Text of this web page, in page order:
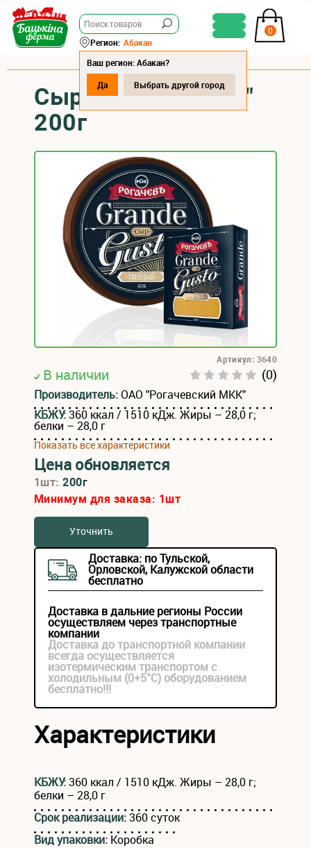
0
Регион: Абакан
Ваш регион: Абакан?
Да
Выбрать другой город
Сыр "Grande Gusto"
200г
В наличии (0)
Артикул: 3640
Производитель:ОАО "Рогачевский МКК"
КБЖУ:360 ккал / 1510 кДж. Жиры – 28,0 г;
белки – 28,0 г
Показать все характеристики
Цена обновляется
1шт:200г
Минимум для заказа: 1шт
Уточнить
Доставка: по Тульской,
Орловской, Калужской области
бесплатно
Доставка в дальние регионы России
осуществляем через транспортные
компании
Доставка до транспортной компании
всегда осуществляется
изотермическим транспортом с
холодильным (0+5°С) оборудованием
бесплатно!!!
Характеристики
КБЖУ:360 ккал / 1510 кДж. Жиры – 28,0 г;
белки – 28,0 г
Срок реализации:360 суток
Вид упаковки: Коробка